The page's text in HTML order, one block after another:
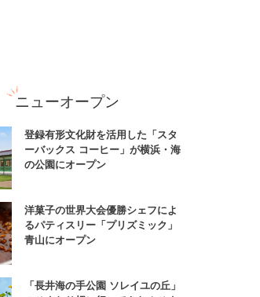
ニューオープン
登録有形文化財を活用した「スタ
ーバックス コーヒー」が横浜・海
の公園にオープン
洋菓子の世界大会優勝シェフによ
るパティスリー「プリズミック」
青山にオープン
「長井海の手公園 ソレイユの丘」